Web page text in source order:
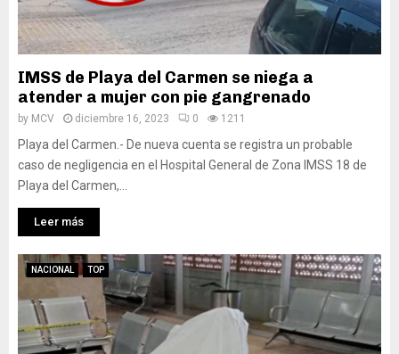
IMSS de Playa del Carmen se niega a
atender a mujer con pie gangrenado
by MCV diciembre 16, 2023 0 1211
Playa del Carmen.- De nueva cuenta se registra un probable
caso de negligencia en el Hospital General de Zona IMSS 18 de
Playa del Carmen,...
Leer más
NACIONAL TOP